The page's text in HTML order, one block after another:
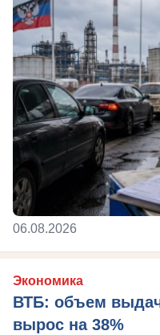
06.08.2026
Экономика
ВТБ: объем
вырос на 38%